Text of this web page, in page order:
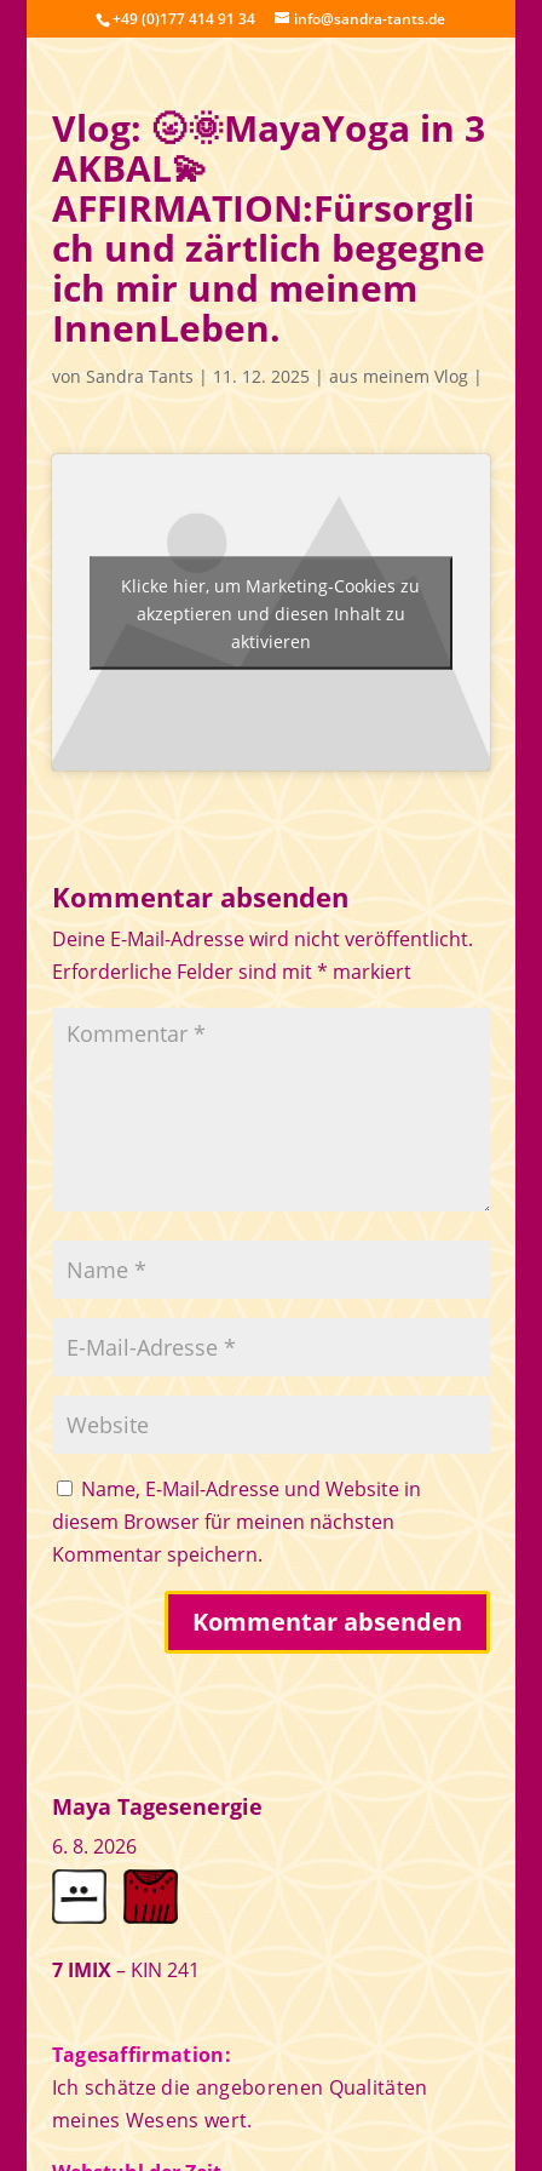
+49 (0)177 414 91 34 info@sandra-tants.de
Vlog: 🌝🌞MayaYoga in 3
AKBAL💫
AFFIRMATION:Fürsorgli
ch und zärtlich begegne
ich mir und meinem
InnenLeben.
von Sandra Tants|11. 12. 2025 | aus meinem Vlog|
Klicke hier, um Marketing-Cookies zu
akzeptieren und diesen Inhalt zu
aktivieren
Kommentar absenden
Deine E-Mail-Adresse wird nicht veröffentlicht.
Erforderliche Felder sind mit* markiert
Name, E-Mail-Adresse und Website in
diesem Browser für meinen nächsten
Kommentar speichern.
Maya Tagesenergie
6. 8. 2026
7 IMIX– KIN 241
Tagesaffirmation:
Ich schätze die angeborenen Qualitäten
meines Wesens wert.